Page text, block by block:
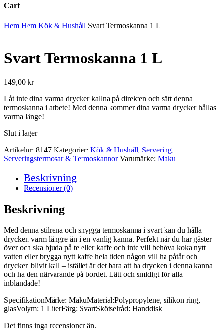
Cart
Close
Hem Hem Kök & Hushåll Svart Termoskanna 1 L
Svart Termoskanna 1 L
149,00 kr
Låt inte dina varma drycker kallna på direkten och sätt denna
termoskanna i arbete! Med denna kommer dina varma drycker hållas
varma länge!
Slut i lager
Artikelnr: 8147 Kategorier: Kök & Hushåll, Servering,
Serveringstermosar & Termoskannor Varumärke: Maku
Beskrivning
Recensioner (0)
Beskrivning
Med denna stilrena och snygga termoskanna i svart kan du hålla
drycken varm längre än i en vanlig kanna. Perfekt när du har gäster
över och ska bjuda på te eller kaffe och inte vill behöva koka nytt
vatten eller brygga nytt kaffe hela tiden någon vill ha påtår och
drycken blivit kall – istället är det bara att ha drycken i denna kanna
och ha den närvarande på bordet. Lätt och smidigt för alla
inblandade!
SpecifikationMärke: MakuMaterial:Polypropylene, silikon ring,
glasVolym: 1 LiterFärg: SvartSkötselråd: Handdisk
Det finns inga recensioner än.